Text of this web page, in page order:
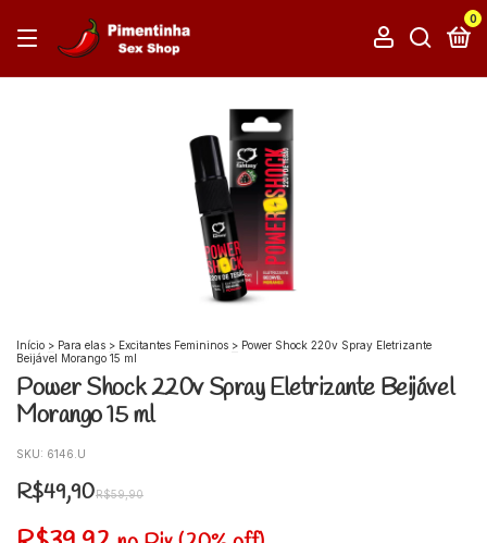
0
Início > Para elas > Excitantes Femininos > Power Shock 220v Spray Eletrizante
Beijável Morango 15 ml
Power Shock 220v Spray Eletrizante Beijável
Morango 15 ml
SKU: 6146.U
R$49,90R$59,90